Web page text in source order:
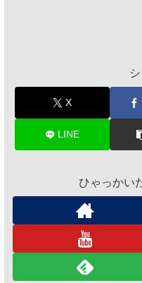
X
LINE
ひゃっかい